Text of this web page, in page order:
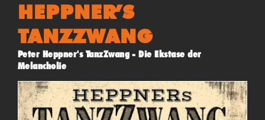
HEPPNER’S
TANZZWANG
Peter Heppner's TanzZwang - Die Ekstase der
Melancholie